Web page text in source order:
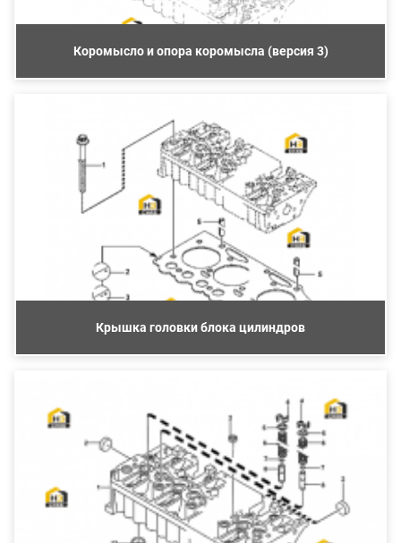
Коромысло и опора коромысла (версия 3)
Крышка головки блока цилиндров